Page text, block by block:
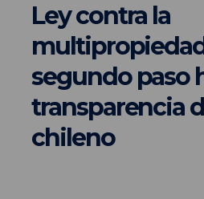
Ley contra la
segundo paso
transparencia
chileno